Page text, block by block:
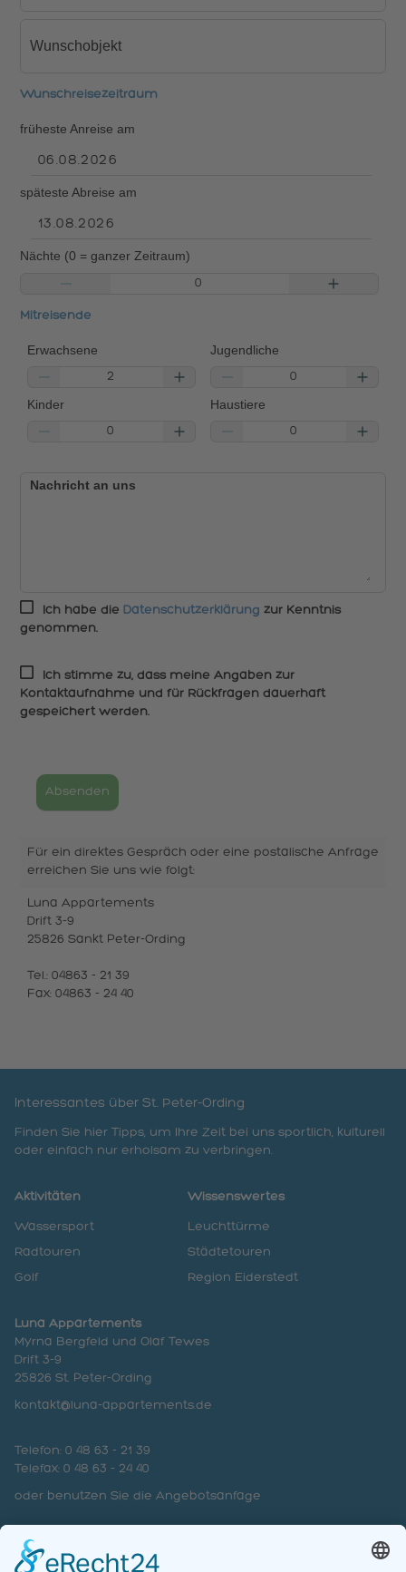
Wunschobjekt
Wunschreisezeitraum
früheste Anreise am
späteste Abreise am
Nächte (0 = ganzer Zeitraum)
Mitreisende
Erwachsene Jugendliche
Kinder Haustiere
Nachricht an uns
Ich habe die Datenschutzerklärung zur Kenntnis
genommen.
Ich stimme zu, dass meine Angaben zur
Kontaktaufnahme und für Rückfragen dauerhaft
gespeichert werden.
Absenden
Für ein direktes Gespräch oder eine postalische Anfrage
erreichen Sie uns wie folgt:
Luna Appartements
Drift 3-9
25826 Sankt Peter-Ording
Tel.: 04863 - 21 39
Fax: 04863 - 24 40
Interessantes über St. Peter-Ording
Finden Sie hier Tipps, um Ihre Zeit bei uns sportlich, kulturell
oder einfach nur erholsam zu verbringen.
Aktivitäten
Wassersport
Radtouren
Golf
Wissenswertes
Leuchttürme
Städtetouren
Region Eiderstedt
Luna Appartements
Myrna Bergfeld und Olaf Tewes
Drift 3-9
25826 St. Peter-Ording
kontakt@luna-appartements.de
Telefon: 0 48 63 - 21 39
Telefax: 0 48 63 - 24 40
oder benutzen Sie die Angebotsanfage